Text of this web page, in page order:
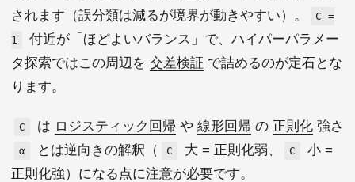
されます（誤分類は減るが境界が動きやすい）。
C =
1
付近が「ほどよいバランス」で、ハイパーパラメー
タ探索ではこの周辺を 交差検証 で詰めるのが定石とな
ります。
C は ロジスティック回帰 や 線形回帰 の 正則化 強さ
α とは逆向きの解釈（ C 大 = 正則化弱、 C
小 =
正則化強）になる点に注意が必要です。